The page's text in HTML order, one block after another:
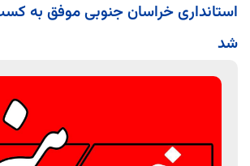
استانداری خراسان جنوبی موفق به
شد